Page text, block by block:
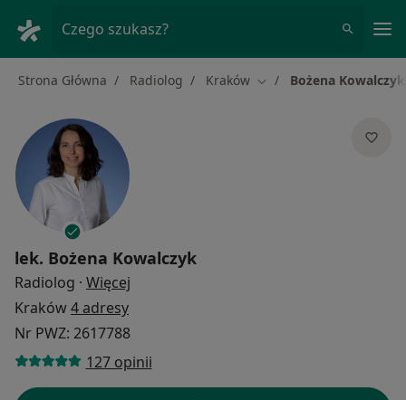
Czego szukasz?
Strona Główna Radiolog Kraków Zmień miasto
Bożena Kowalczyk
lek. Bożena Kowalczyk
Radiolog · Więcej
Kraków4 adresy
Nr PWZ: 2617788
127 opinii